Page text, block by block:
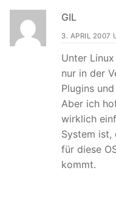
GIL
3. APRIL 2007
Unter
nur in der
Plugins
Aber ich
wirklich
System ist,
für diese
kommt.